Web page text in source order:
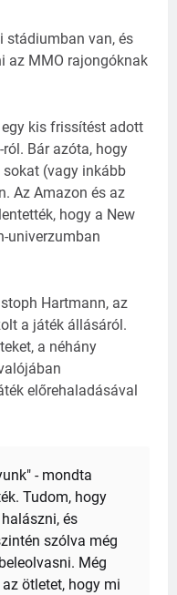
stádiumban van, és
az MMO rajongóknak
kis frissítést adott
Bár azóta, hogy
(vagy inkább
Az Amazon és az
hogy a New
univerzumban
Hartmann, az
a játék állásáról.
a néhány
előrehaladásával
- mondta
Tudom, hogy
és
szólva még
Még
ötletet, hogy mi